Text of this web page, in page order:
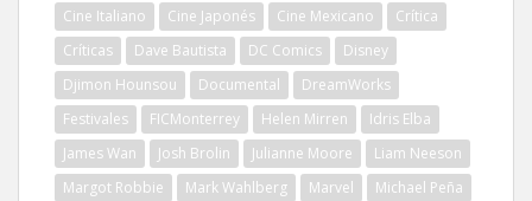
Cine Italiano
Cine Japonés Cine Mexicano
Crítica
Críticas
Dave Bautista DC Comics
Disney
Djimon Hounsou
Documental
DreamWorks
Festivales
FICMonterrey Helen Mirren
Idris Elba
James Wan
Josh Brolin Julianne Moore
Liam Neeson
Margot Robbie
Mark Wahlberg Marvel
Michael Peña